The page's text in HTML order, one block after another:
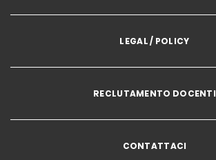
LEGAL / POLICY
RECLUTAMENTO DOCENTI
CONTATTACI